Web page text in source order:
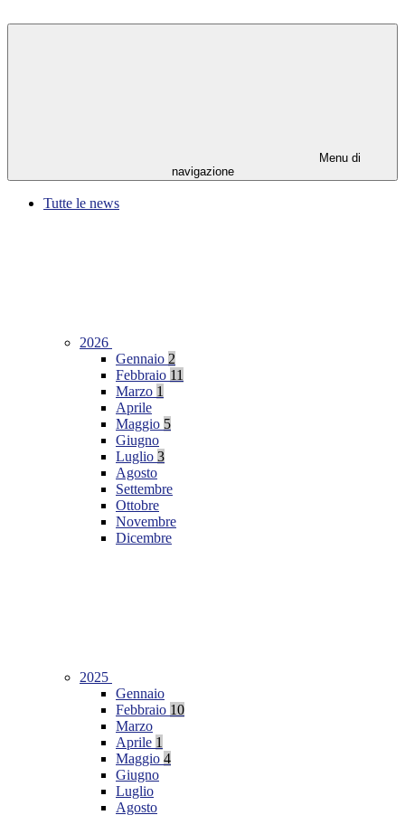
Menu di
navigazione
Tutte le news
2026
Gennaio 2
Febbraio 11
Marzo 1
Aprile
Maggio 5
Giugno
Luglio 3
Agosto
Settembre
Ottobre
Novembre
Dicembre
2025
Gennaio
Febbraio 10
Marzo
Aprile 1
Maggio 4
Giugno
Luglio
Agosto